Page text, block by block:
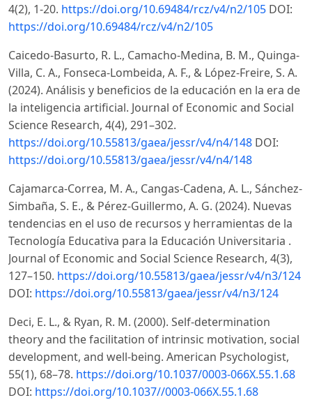
4(2), 1-20. https://doi.org/10.69484/rcz/v4/n2/105 DOI:
https://doi.org/10.69484/rcz/v4/n2/105
Caicedo-Basurto, R. L., Camacho-Medina, B. M., Quinga-
Villa, C. A., Fonseca-Lombeida, A. F., & López-Freire, S. A.
(2024). Análisis y beneficios de la educación en la era de
la inteligencia artificial. Journal of Economic and Social
Science Research, 4(4), 291–302.
https://doi.org/10.55813/gaea/jessr/v4/n4/148 DOI:
https://doi.org/10.55813/gaea/jessr/v4/n4/148
Cajamarca-Correa, M. A., Cangas-Cadena, A. L., Sánchez-
Simbaña, S. E., & Pérez-Guillermo, A. G. (2024). Nuevas
tendencias en el uso de recursos y herramientas de la
Tecnología Educativa para la Educación Universitaria .
Journal of Economic and Social Science Research, 4(3),
127–150. https://doi.org/10.55813/gaea/jessr/v4/n3/124
DOI: https://doi.org/10.55813/gaea/jessr/v4/n3/124
Deci, E. L., & Ryan, R. M. (2000). Self-determination
theory and the facilitation of intrinsic motivation, social
development, and well-being. American Psychologist,
55(1), 68–78. https://doi.org/10.1037/0003-066X.55.1.68
DOI: https://doi.org/10.1037//0003-066X.55.1.68